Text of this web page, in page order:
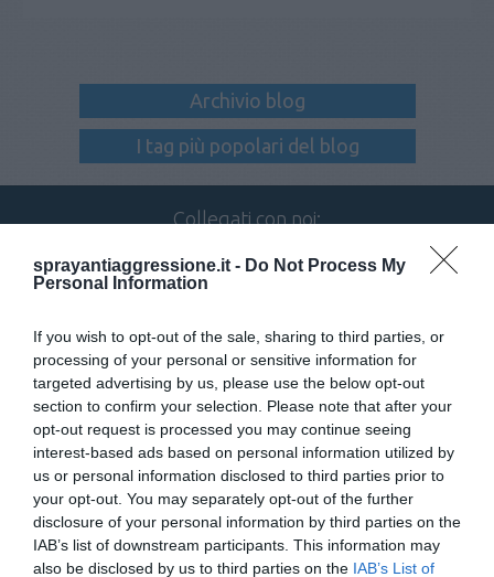
sprayantiaggressione.it - Do Not Process My
Personal Information
If you wish to opt-out of the sale, sharing to third parties, or
processing of your personal or sensitive information for
targeted advertising by us, please use the below opt-out
section to confirm your selection. Please note that after your
opt-out request is processed you may continue seeing
interest-based ads based on personal information utilized by
us or personal information disclosed to third parties prior to
your opt-out. You may separately opt-out of the further
disclosure of your personal information by third parties on the
IAB’s list of downstream participants. This information may
also be disclosed by us to third parties on the IAB’s List of
Archivio blog
I tag più popolari del blog
Collegati con noi:
Iscriviti alla newsletter
TELEFONO
080 885 33 00
IL NOSTRO CENTRALINO È ATTIVO